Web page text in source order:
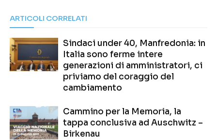
ARTICOLI CORRELATI
Sindaci under 40, Manfredonia: in
Italia sono ferme intere
generazioni di amministratori, ci
priviamo del coraggio del
cambiamento
Cammino per la Memoria, la
tappa conclusiva ad Auschwitz –
Birkenau